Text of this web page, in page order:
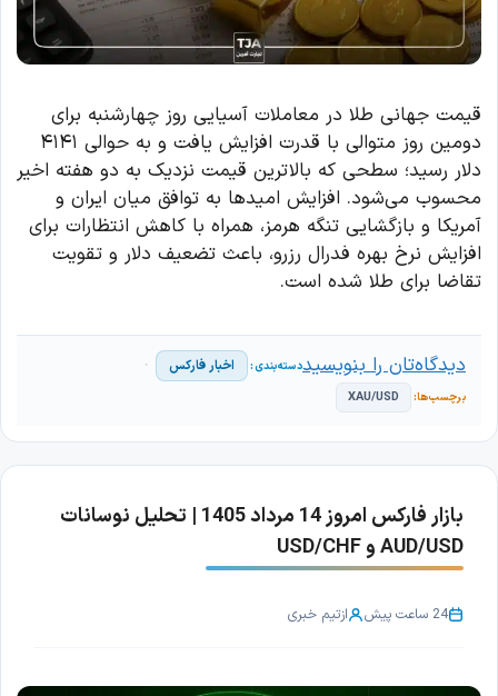
قیمت جهانی طلا در معاملات آسیایی روز چهارشنبه برای
دومین روز متوالی با قدرت افزایش یافت و به حوالی ۴۱۴۱
دلار رسید؛ سطحی که بالاترین قیمت نزدیک به دو هفته اخیر
محسوب می‌شود. افزایش امیدها به توافق میان ایران و
آمریکا و بازگشایی تنگه هرمز، همراه با کاهش انتظارات برای
افزایش نرخ بهره فدرال رزرو، باعث تضعیف دلار و تقویت
تقاضا برای طلا شده است.
اخبار فارکس
XAU/USD
دیدگاه‌تان را بنویسید
بازار فارکس امروز 14 مرداد 1405 | تحلیل نوسانات
AUD/USD و USD/CHF
24 ساعت پیش ازتیم خبری